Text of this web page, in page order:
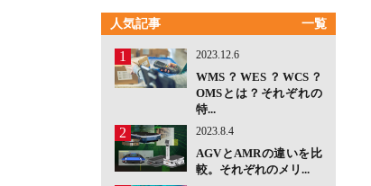
人気記事 一覧
1 2023.12.6
WMS？WES？WCS？
OMSとは？それぞれの
特...
2 2023.8.4
AGVとAMRの違いを比
較。それぞれのメリ...